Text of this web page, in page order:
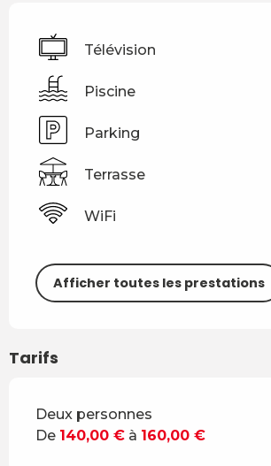
Télévision
Piscine
Parking
Terrasse
WiFi
Afficher toutes les prestations
Tarifs
Tarifs 2026
Deux personnes
De 140,00 € à 160,00 €